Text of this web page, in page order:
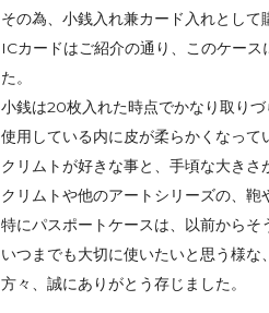
その為、小銭入れ兼カード入れとして
ICカードはご紹介の通り、このケー
た。
小銭は20枚入れた時点でかなり取り
使用している内に皮が柔らかくなって
クリムトが好きな事と、手頃な大きさ
クリムトや他のアートシリーズの、鞄
特にパスポートケースは、以前からそ
いつまでも大切に使いたいと思う様
方々、誠にありがとう存じました。